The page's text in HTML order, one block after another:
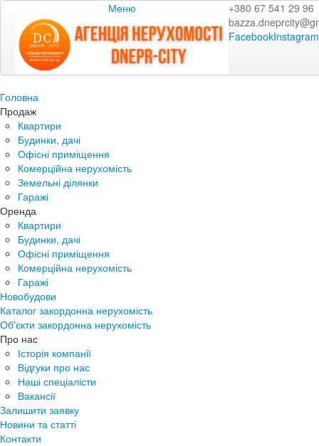
Меню
+380 67 541 29 96
FacebookInstagram
Головна
Продаж
Квартири
Будинки, дачі
Офісні приміщення
Комерційна нерухомість
Земельні ділянки
Гаражі
Оренда
Квартири
Будинки, дачі
Офісні приміщення
Комерційна нерухомість
Гаражі
Новобудови
Каталог закордонна нерухомість
Об'єкти закордонна нерухомість
Про нас
Історія компанії
Відгуки про нас
Наші спеціалісти
Вакансії
Залишити заявку
Новини та статті
Контакти